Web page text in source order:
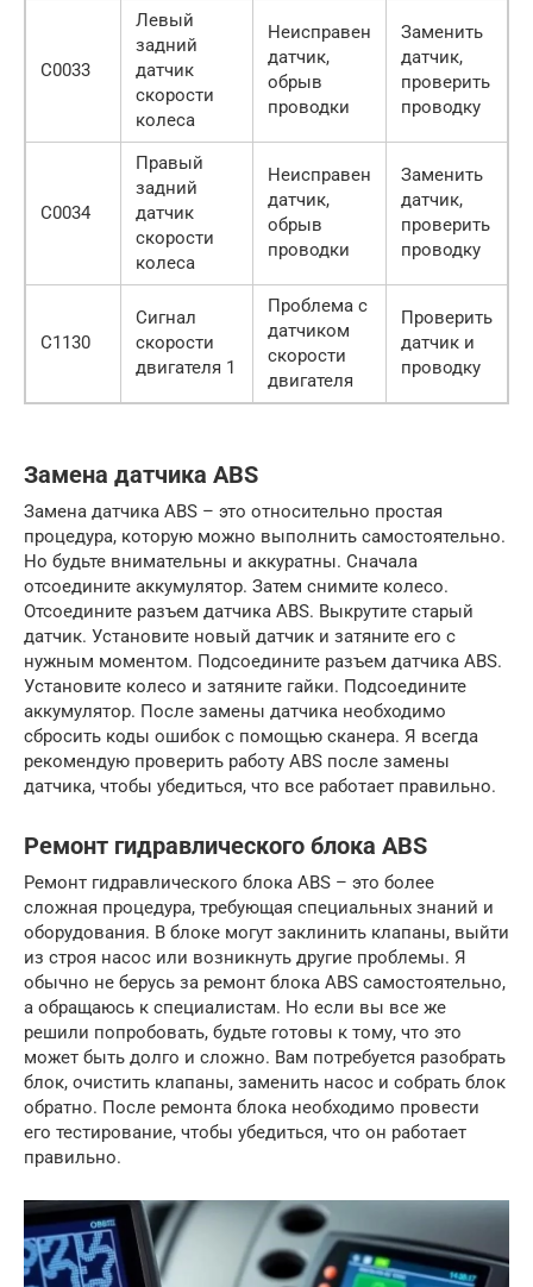
C0033
Левый
задний
датчик
скорости
колеса
Неисправен
датчик,
обрыв
проводки
Заменить
датчик,
проверить
проводку
C0034
Правый
задний
датчик
скорости
колеса
Неисправен
датчик,
обрыв
проводки
Заменить
датчик,
проверить
проводку
C1130
Сигнал
скорости
двигателя 1
Проблема с
датчиком
скорости
двигателя
Проверить
датчик и
проводку
Замена датчика ABS
Замена датчика ABS – это относительно простая
процедура, которую можно выполнить самостоятельно.
Но будьте внимательны и аккуратны. Сначала
отсоедините аккумулятор. Затем снимите колесо.
Отсоедините разъем датчика ABS. Выкрутите старый
датчик. Установите новый датчик и затяните его с
нужным моментом. Подсоедините разъем датчика ABS.
Установите колесо и затяните гайки. Подсоедините
аккумулятор. После замены датчика необходимо
сбросить коды ошибок с помощью сканера. Я всегда
рекомендую проверить работу ABS после замены
датчика, чтобы убедиться, что все работает правильно.
Ремонт гидравлического блока ABS
Ремонт гидравлического блока ABS – это более
сложная процедура, требующая специальных знаний и
оборудования. В блоке могут заклинить клапаны, выйти
из строя насос или возникнуть другие проблемы. Я
обычно не берусь за ремонт блока ABS самостоятельно,
а обращаюсь к специалистам. Но если вы все же
решили попробовать, будьте готовы к тому, что это
может быть долго и сложно. Вам потребуется разобрать
блок, очистить клапаны, заменить насос и собрать блок
обратно. После ремонта блока необходимо провести
его тестирование, чтобы убедиться, что он работает
правильно.